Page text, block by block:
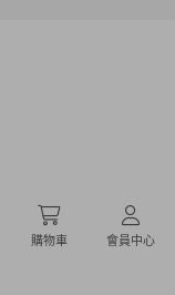
購物車 會員中心